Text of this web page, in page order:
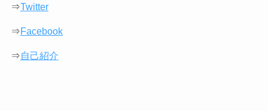
⇒Twitter
⇒Facebook
⇒自己紹介